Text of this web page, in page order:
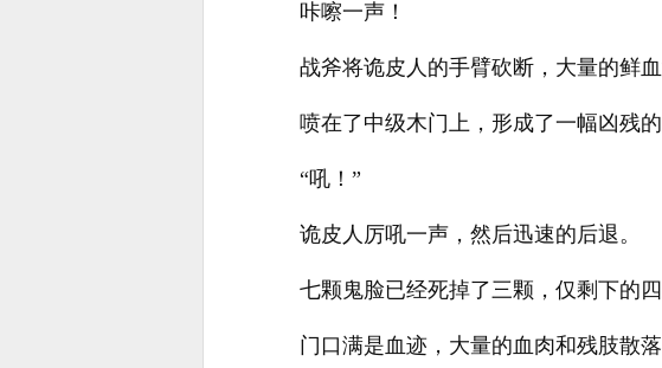
咔嚓一声！
战斧将诡皮人的手臂砍断，大量的鲜血
喷在了中级木门上，形成了一幅凶残的
“吼！”
诡皮人厉吼一声，然后迅速的后退。
七颗鬼脸已经死掉了三颗，仅剩下的
门口满是血迹，大量的血肉和残肢散落